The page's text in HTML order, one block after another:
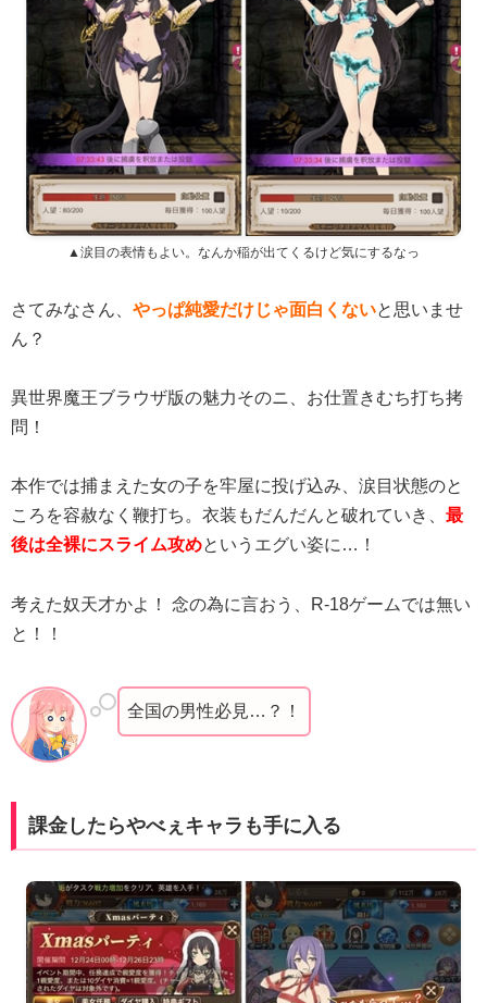
▲涙目の表情もよい。なんか稲が出てくるけど気にするなっ
さてみなさん、 やっぱ純愛だけじゃ面白くないと思いませ
ん？
異世界魔王ブラウザ版の魅力そのニ、お仕置きむち打ち拷
問！
本作では捕まえた女の子を牢屋に投げ込み、涙目状態のと
ころを容赦なく鞭打ち。衣装もだんだんと破れていき、 最
後は全裸にスライム攻めというエグい姿に…！
考えた奴天才かよ！ 念の為に言おう、R-18ゲームでは無い
と！！
全国の男性必見…？！
課金したらやべぇキャラも手に入る